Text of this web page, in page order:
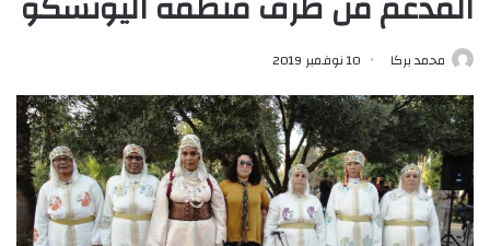
محمد بركا 10 نوفمبر 2019